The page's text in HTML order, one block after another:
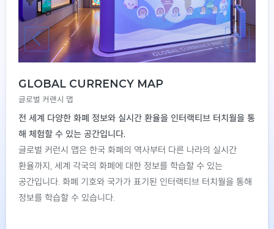
GLOBAL CURRENCY MAP
글로벌 커랜시 맵
전 세계 다양한 화폐 정보와 실시간 환율을 인터랙티브 터치월을 통
해 체험할 수 있는 공간입니다.
글로벌 커런시 맵은 한국 화폐의 역사부터 다른 나라의 실시간
환율까지, 세계 각국의 화폐에 대한 정보를 학습할 수 있는
공간입니다. 화폐 기호와 국가가 표기된 인터랙티브 터치월을 통해
정보를 학습할 수 있습니다.